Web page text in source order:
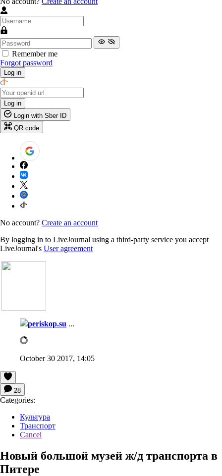
Remember me
Forgot password
Log in
Log in
Login with Sber ID
QR code
No account? Create an account
By logging in to LiveJournal using a third-party service you accept
LiveJournal's User agreement
periskop.su ...
October 30 2017, 14:05
28
Categories:
Культура
Транспорт
Cancel
Новый большой музей ж/д транспорта в
Питере